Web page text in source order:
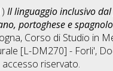
Il linguaggio inclusivo
portoghese e
Corso di Studio in
[L-DM270] - Forli',
accesso riservato.